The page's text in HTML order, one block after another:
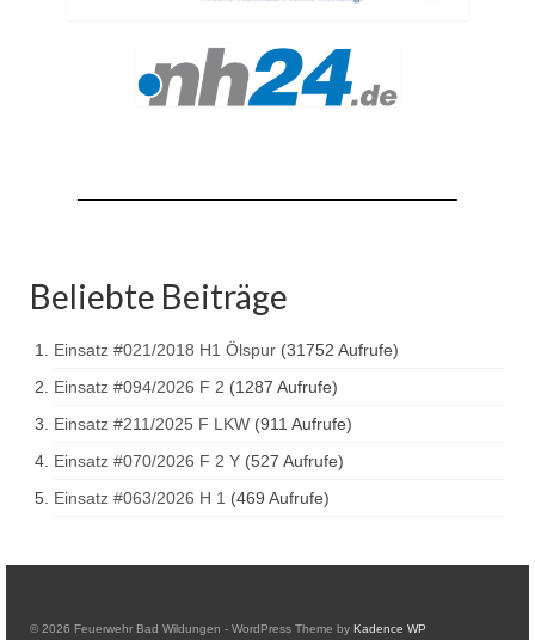
Drehleiter DLK 23/12
Tanklöschfahrzeug TLF 4000
Löschgruppenfahrzeug LF 20 KatS
Gerätewagen Logistik GW-L 2
Tanklöschfahrzeug TLF 16/24 Tr
Gerätewagen Gefahrgut GW-G
GDekonP-LKW
Beliebte Beiträge
Einsatz #021/2018 H1 Ölspur (31752 Aufrufe)
Einsatz #094/2026 F 2 (1287 Aufrufe)
Einsatz #211/2025 F LKW (911 Aufrufe)
Einsatz #070/2026 F 2 Y (527 Aufrufe)
Einsatz #063/2026 H 1 (469 Aufrufe)
© 2026 Feuerwehr Bad Wildungen - WordPress Theme by Kadence WP